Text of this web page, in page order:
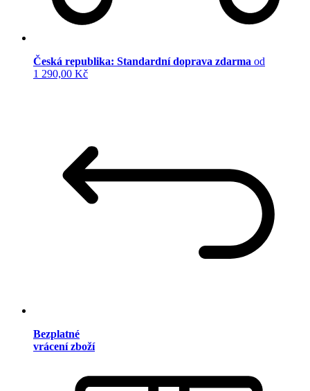
Česká republika: Standardní doprava zdarma od
1 290,00 Kč
Bezplatné
vrácení zboží